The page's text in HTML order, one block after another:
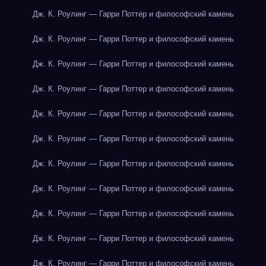
Дж. К. Роулинг — Гарри Поттер и философский камень
Дж. К. Роулинг — Гарри Поттер и философский камень
Дж. К. Роулинг — Гарри Поттер и философский камень
Дж. К. Роулинг — Гарри Поттер и философский камень
Дж. К. Роулинг — Гарри Поттер и философский камень
Дж. К. Роулинг — Гарри Поттер и философский камень
Дж. К. Роулинг — Гарри Поттер и философский камень
Дж. К. Роулинг — Гарри Поттер и философский камень
Дж. К. Роулинг — Гарри Поттер и философский камень
Дж. К. Роулинг — Гарри Поттер и философский камень
Дж. К. Роулинг — Гарри Поттер и философский камень